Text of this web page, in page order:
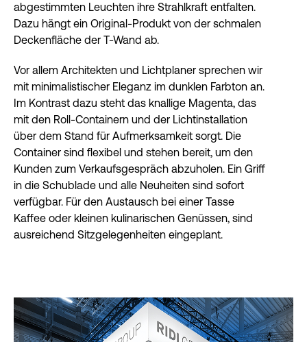
abgestimmten Leuchten ihre Strahlkraft entfalten.
Dazu hängt ein Original-Produkt von der schmalen
Deckenfläche der T-Wand ab.
Vor allem Architekten und Lichtplaner sprechen wir
mit minimalistischer Eleganz im dunklen Farbton an.
Im Kontrast dazu steht das knallige Magenta, das
mit den Roll-Containern und der Lichtinstallation
über dem Stand für Aufmerksamkeit sorgt. Die
Container sind flexibel und stehen bereit, um den
Kunden zum Verkaufsgespräch abzuholen. Ein Griff
in die Schublade und alle Neuheiten sind sofort
verfügbar. Für den Austausch bei einer Tasse
Kaffee oder kleinen kulinarischen Genüssen, sind
ausreichend Sitzgelegenheiten eingeplant.